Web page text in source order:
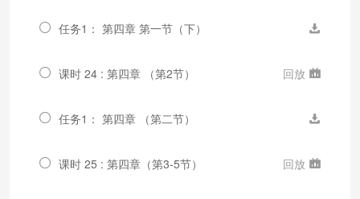
任务1： 第四章 第一节（下）
课时 24 : 第四章 （第2节） 回放
任务1： 第四章 （第二节）
课时 25 : 第四章（第3-5节） 回放